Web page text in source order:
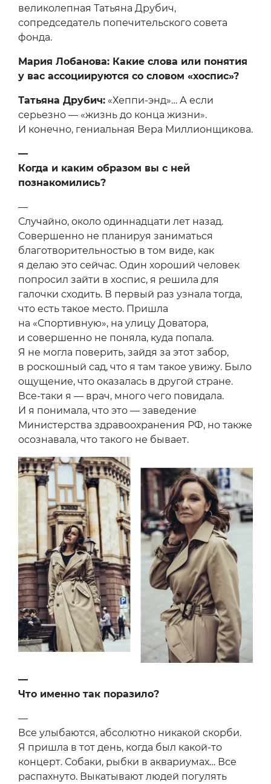
великолепная Татьяна Друбич,
сопредседатель попечительского совета
фонда.
Мария Лобанова: Какие слова или понятия
у вас ассоциируются со словом «хоспис»?
Татьяна Друбич: «Хеппи-энд»… А если
серьезно — «жизнь до конца жизни».
И конечно, гениальная Вера Миллионщикова.
—
Когда и каким образом вы с ней
познакомились?
—
Случайно, около одиннадцати лет назад.
Совершенно не планируя заниматься
благотворительностью в том виде, как
я делаю это сейчас. Один хороший человек
попросил зайти в хоспис, я решила для
галочки сходить. В первый раз узнала тогда,
что есть такое место. Пришла
на «Спортивную», на улицу Доватора,
и совершенно не поняла, куда попала.
Я не могла поверить, зайдя за этот забор,
в роскошный сад, что я там такое увижу. Было
ощущение, что оказалась в другой стране.
Все-таки я — врач, много чего повидала.
И я понимала, что это — заведение
Министерства здравоохранения РФ, но также
осознавала, что такого не бывает.
—
Что именно так поразило?
—
Все улыбаются, абсолютно никакой скорби.
Я пришла в тот день, когда был какой-то
концерт. Собаки, рыбки в аквариумах… Все
распахнуто. Выкатывают людей погулять